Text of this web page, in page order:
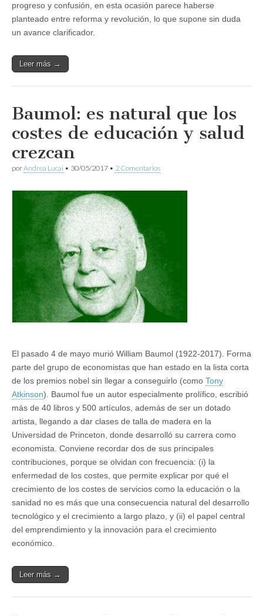
progreso y confusión, en esta ocasión parece haberse
planteado entre reforma y revolución, lo que supone sin duda
un avance clarificador.
Leer más →
Baumol: es natural que los
costes de educación y salud
crezcan
porAndrea Lucai • 30/05/2017 • 2 Comentarios
El pasado 4 de mayo murió William Baumol (1922-2017). Forma
parte del grupo de economistas que han estado en la lista corta
de los premios nobel sin llegar a conseguirlo (como Tony
Atkinson). Baumol fue un autor especialmente prolífico, escribió
más de 40 libros y 500 artículos, además de ser un dotado
artista, llegando a dar clases de talla de madera en la
Universidad de Princeton, donde desarrolló su carrera como
economista. Conviene recordar dos de sus principales
contribuciones, porque se olvidan con frecuencia: (i) la
enfermedad de los costes, que permite explicar por qué el
crecimiento de los costes de servicios como la educación o la
sanidad no es más que una consecuencia natu­ral del desarrollo
tecnológico y el crecimiento a largo plazo, y (ii) el papel central
del emprendimiento y la innovación para el crecimiento
económico.
Leer más →